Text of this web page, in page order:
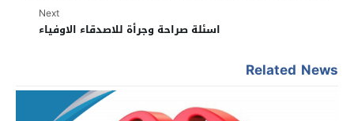
Next
اسئلة صراحة وجرأة للاصدقاء الاوفياء
Related News